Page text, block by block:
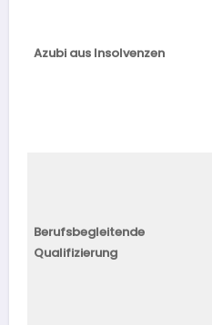
Azubi aus Insolvenzen
Berufsbegleitende
Qualifizierung